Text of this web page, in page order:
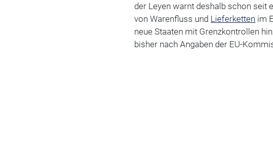
der Leyen warnt deshalb schon seit
von Warenfluss und Lieferketten im
neue Staaten mit Grenzkontrollen
bisher nach Angaben der EU-